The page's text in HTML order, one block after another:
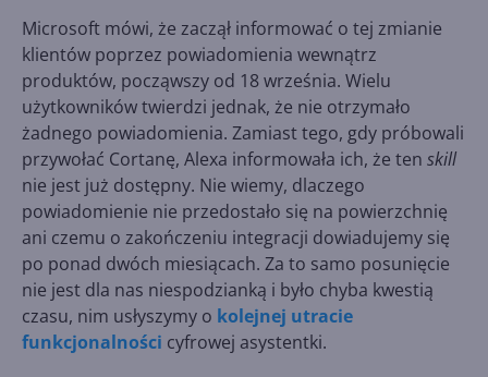
Microsoft mówi, że zaczął informować o tej zmianie
klientów poprzez powiadomienia wewnątrz
produktów, począwszy od 18 września. Wielu
użytkowników twierdzi jednak, że nie otrzymało
żadnego powiadomienia. Zamiast tego, gdy próbowali
przywołać Cortanę, Alexa informowała ich, że ten skill
nie jest już dostępny. Nie wiemy, dlaczego
powiadomienie nie przedostało się na powierzchnię
ani czemu o zakończeniu integracji dowiadujemy się
po ponad dwóch miesiącach. Za to samo posunięcie
nie jest dla nas niespodzianką i było chyba kwestią
czasu, nim usłyszymy o kolejnej utracie
funkcjonalności cyfrowej asystentki.